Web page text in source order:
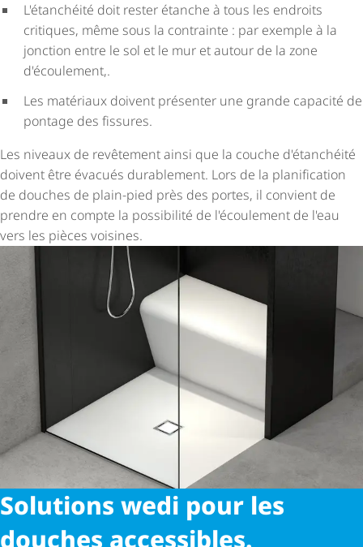
L'étanchéité doit rester étanche à tous les endroits
critiques, même sous la contrainte : par exemple à la
jonction entre le sol et le mur et autour de la zone
d'écoulement,.
Les matériaux doivent présenter une grande capacité de
pontage des fissures.
Les niveaux de revêtement ainsi que la couche d'étanchéité
doivent être évacués durablement. Lors de la planification
de douches de plain-pied près des portes, il convient de
prendre en compte la possibilité de l'écoulement de l'eau
vers les pièces voisines.
Solutions wedi pour les
douches accessibles.